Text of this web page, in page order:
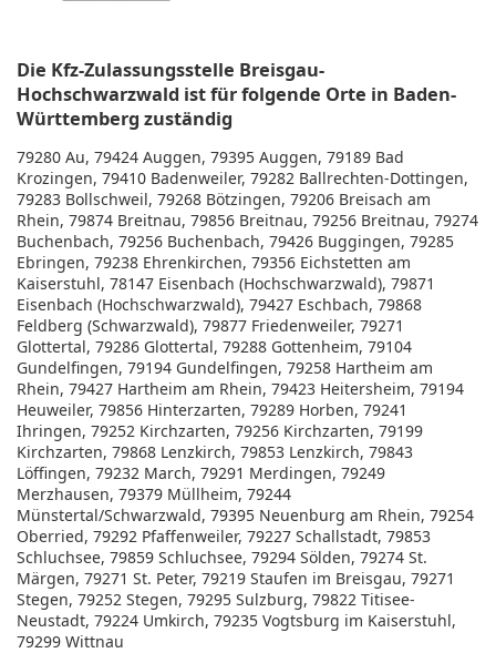
Die Kfz-Zulassungsstelle Breisgau-
Hochschwarzwald ist für folgende Orte in Baden-
Württemberg zuständig
79280 Au, 79424 Auggen, 79395 Auggen, 79189 Bad
Krozingen, 79410 Badenweiler, 79282 Ballrechten-Dottingen,
79283 Bollschweil, 79268 Bötzingen, 79206 Breisach am
Rhein, 79874 Breitnau, 79856 Breitnau, 79256 Breitnau, 79274
Buchenbach, 79256 Buchenbach, 79426 Buggingen, 79285
Ebringen, 79238 Ehrenkirchen, 79356 Eichstetten am
Kaiserstuhl, 78147 Eisenbach (Hochschwarzwald), 79871
Eisenbach (Hochschwarzwald), 79427 Eschbach, 79868
Feldberg (Schwarzwald), 79877 Friedenweiler, 79271
Glottertal, 79286 Glottertal, 79288 Gottenheim, 79104
Gundelfingen, 79194 Gundelfingen, 79258 Hartheim am
Rhein, 79427 Hartheim am Rhein, 79423 Heitersheim, 79194
Heuweiler, 79856 Hinterzarten, 79289 Horben, 79241
Ihringen, 79252 Kirchzarten, 79256 Kirchzarten, 79199
Kirchzarten, 79868 Lenzkirch, 79853 Lenzkirch, 79843
Löffingen, 79232 March, 79291 Merdingen, 79249
Merzhausen, 79379 Müllheim, 79244
Münstertal/Schwarzwald, 79395 Neuenburg am Rhein, 79254
Oberried, 79292 Pfaffenweiler, 79227 Schallstadt, 79853
Schluchsee, 79859 Schluchsee, 79294 Sölden, 79274 St.
Märgen, 79271 St. Peter, 79219 Staufen im Breisgau, 79271
Stegen, 79252 Stegen, 79295 Sulzburg, 79822 Titisee-
Neustadt, 79224 Umkirch, 79235 Vogtsburg im Kaiserstuhl,
79299 Wittnau